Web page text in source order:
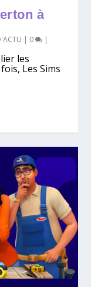
à
| 0 |
les
Les Sims